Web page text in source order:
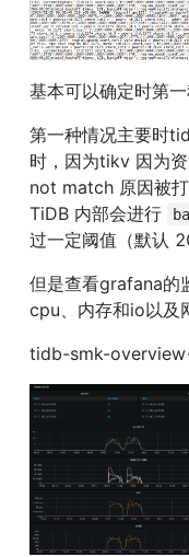
基本可以确定时第一
第一种情况主要时
时，因为tikv 因为
not match 原因被
TiDB 内部会进行
过一定阈值（默认
但是查看grafana的
cpu、内存和io以及
tidb-smk-